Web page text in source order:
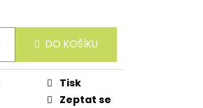
DO KOŠÍKU
Tisk
Zeptat se